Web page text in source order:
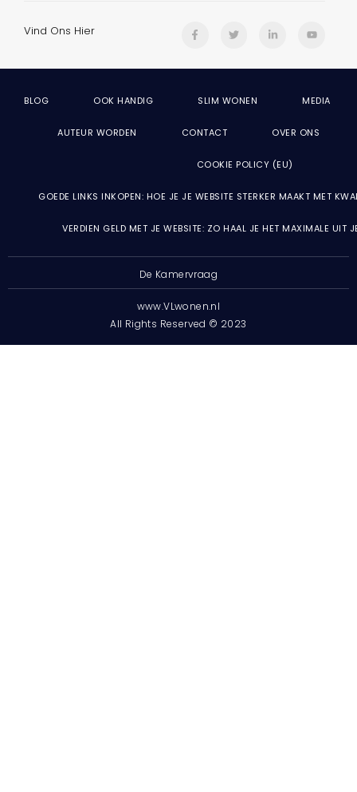
Vind Ons Hier
BLOG OOK HANDIG SLIM WONEN MEDIA
AUTEUR WORDEN CONTACT OVER ONS
COOKIE POLICY (EU)
GOEDE LINKS INKOPEN: HOE JE JE WEBSITE STERKER MAAKT MET
VERDIEN GELD MET JE WEBSITE: ZO HAAL JE HET MAXIMALE UIT
De Kamervraag
www.VLwonen.nl
All Rights Reserved © 2023